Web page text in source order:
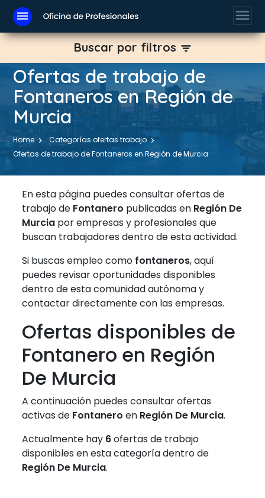
menu menu
Ofertas de trabajo de
Fontaneros en Región de
Murcia
Home
Categorías ofertas trabajo
Ofertas de trabajo de Fontaneros en Región de Murcia
En esta página puedes consultar ofertas de
trabajo de Fontanero publicadas en Región De
Murcia por empresas y profesionales que
buscan trabajadores dentro de esta actividad.
Si buscas empleo como fontaneros, aquí
puedes revisar oportunidades disponibles
dentro de esta comunidad autónoma y
contactar directamente con las empresas.
Ofertas disponibles de
Fontanero en Región
De Murcia
A continuación puedes consultar ofertas
activas de Fontanero en Región De Murcia.
Actualmente hay 6ofertas de trabajo
disponibles en esta categoría dentro de
Región De Murcia.
Buscar por filtros filter_list